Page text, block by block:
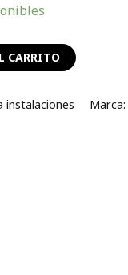
CARRITO
instalaciones Marca: